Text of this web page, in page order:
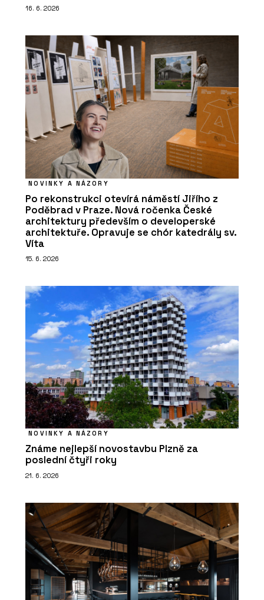
16. 6. 2026
NOVINKY A NÁZORY
Po rekonstrukci otevírá náměstí Jiřího z
Poděbrad v Praze. Nová ročenka České
architektury především o developerské
architektuře. Opravuje se chór katedrály sv.
Víta
15. 6. 2026
NOVINKY A NÁZORY
Známe nejlepší novostavbu Plzně za
poslední čtyři roky
21. 6. 2026